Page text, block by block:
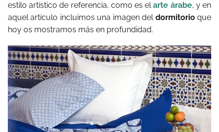
estilo artístico de referencia, como es elarte árabe, y en
aquel artículo incluimos una imagen del dormitorioque
hoy os mostramos más en profundidad.